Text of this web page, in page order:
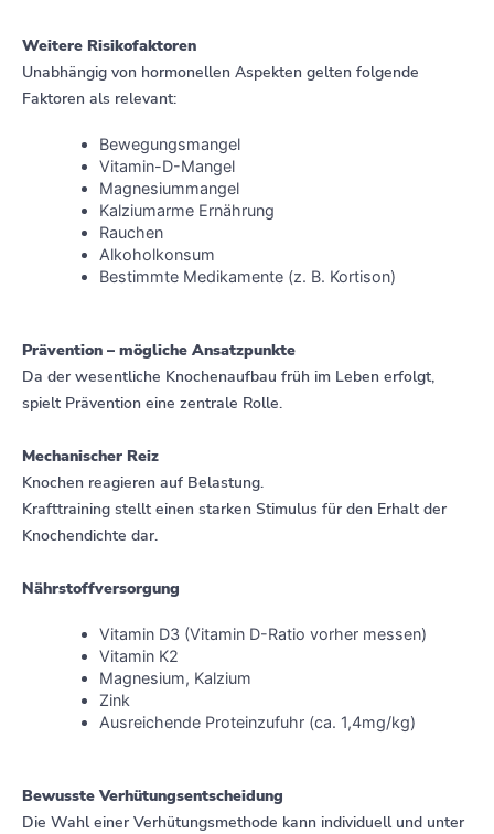
Weitere Risikofaktoren
Unabhängig von hormonellen Aspekten gelten folgende
Faktoren als relevant:
Bewegungsmangel
Vitamin-D-Mangel
Magnesiummangel
Kalziumarme Ernährung
Rauchen
Alkoholkonsum
Bestimmte Medikamente (z. B. Kortison)
Prävention – mögliche Ansatzpunkte
Da der wesentliche Knochenaufbau früh im Leben erfolgt,
spielt Prävention eine zentrale Rolle.
Mechanischer Reiz
Knochen reagieren auf Belastung.
Krafttraining stellt einen starken Stimulus für den Erhalt der
Knochendichte dar.
Nährstoffversorgung
Vitamin D3 (Vitamin D-Ratio vorher messen)
Vitamin K2
Magnesium, Kalzium
Zink
Ausreichende Proteinzufuhr (ca. 1,4mg/kg)
Bewusste Verhütungsentscheidung
Die Wahl einer Verhütungsmethode kann individuell und unter